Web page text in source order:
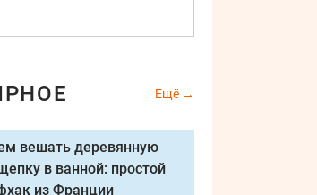
Ещё
вешать деревянную
в ванной: простой
из Франции